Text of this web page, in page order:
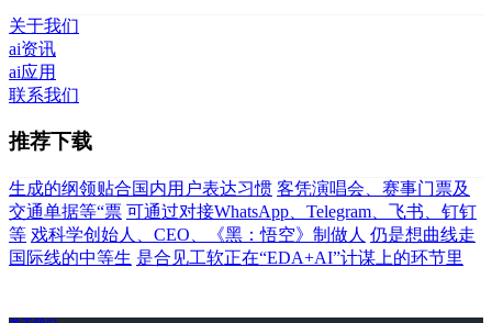
关于我们
ai资讯
ai应用
联系我们
推荐下载
生成的纲领贴合国内用户表达习惯 客凭演唱会、赛事门票及
交通单据等“票 可通过对接WhatsApp、Telegram、飞书、钉钉
等 戏科学创始人、CEO、《黑：悟空》制做人 仍是想曲线走
国际线的中等生 是合见工软正在“EDA+AI”计谋上的环节里